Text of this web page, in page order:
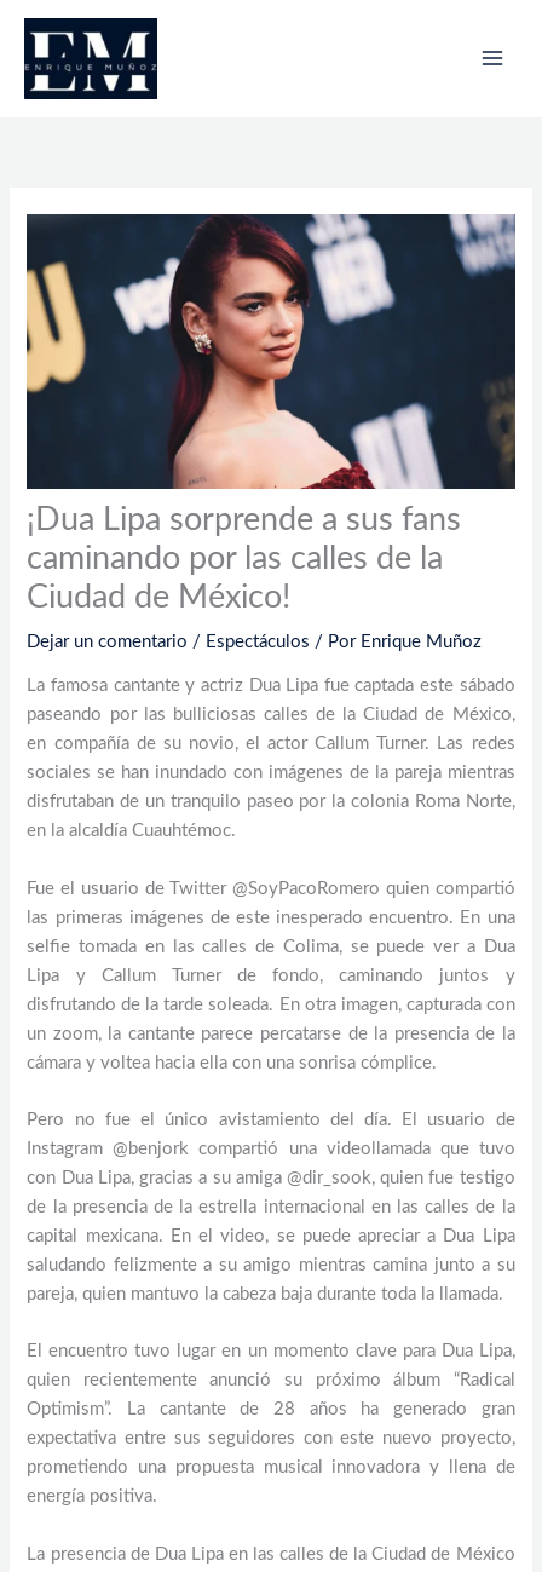
contenido
¡Dua Lipa sorprende a sus fans
caminando por las calles de la
Ciudad de México!
Dejar un comentario / Espectáculos / Por Enrique Muñoz
La famosa cantante y actriz Dua Lipa fue captada este sábado
paseando por las bulliciosas calles de la Ciudad de México,
en compañía de su novio, el actor Callum Turner. Las redes
sociales se han inundado con imágenes de la pareja mientras
disfrutaban de un tranquilo paseo por la colonia Roma Norte,
en la alcaldía Cuauhtémoc.
Fue el usuario de Twitter @SoyPacoRomero quien compartió
las primeras imágenes de este inesperado encuentro. En una
selfie tomada en las calles de Colima, se puede ver a Dua
Lipa y Callum Turner de fondo, caminando juntos y
disfrutando de la tarde soleada. En otra imagen, capturada con
un zoom, la cantante parece percatarse de la presencia de la
cámara y voltea hacia ella con una sonrisa cómplice.
Pero no fue el único avistamiento del día. El usuario de
Instagram @benjork compartió una videollamada que tuvo
con Dua Lipa, gracias a su amiga @dir_sook, quien fue testigo
de la presencia de la estrella internacional en las calles de la
capital mexicana. En el video, se puede apreciar a Dua Lipa
saludando felizmente a su amigo mientras camina junto a su
pareja, quien mantuvo la cabeza baja durante toda la llamada.
El encuentro tuvo lugar en un momento clave para Dua Lipa,
quien recientemente anunció su próximo álbum “Radical
Optimism”. La cantante de 28 años ha generado gran
expectativa entre sus seguidores con este nuevo proyecto,
prometiendo una propuesta musical innovadora y llena de
energía positiva.
La presencia de Dua Lipa en las calles de la Ciudad de México